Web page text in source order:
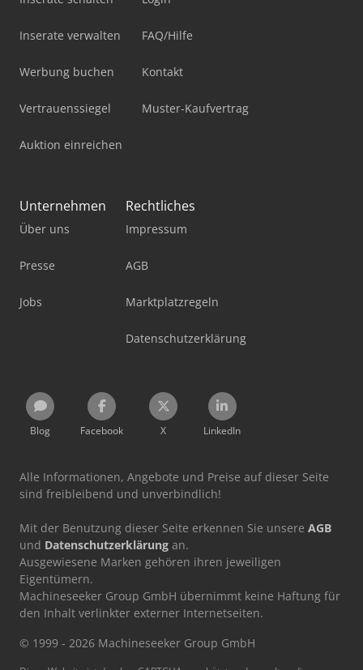
Inserate verwalten
Werbung buchen
Vertrauenssiegel
Auktion einreichen
FAQ/Hilfe
Kontakt
Muster-Kaufvertrag
Unternehmen
Über uns
Presse
Jobs
Rechtliches
Impressum
AGB
Marktplatzregeln
Datenschutzerklärung
Blog Facebook X LinkedIn
Alle Informationen, Angebote und Preise auf dieser Seite
sind freibleibend und unverbindlich!
Mit der Benutzung dieser Seite erkennen Sie unsere AGB
und Datenschutzerklärung an.
Ausgewiesene Marken gehören ihren jeweiligen
Eigentümern.
Machineseeker Group GmbH übernimmt keine Haftung für
den Inhalt verlinkter externer Internetseiten.
© 1999 - 2026 Machineseeker Group GmbH